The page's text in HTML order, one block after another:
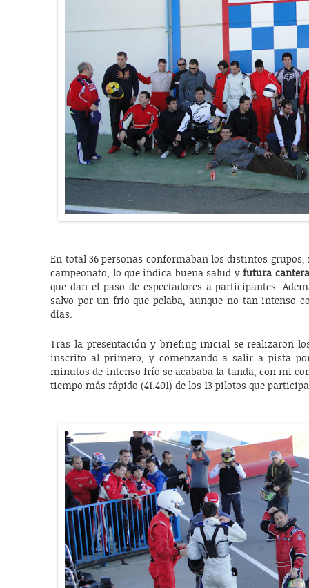
En total 36 personas conformaban los distintos
campeonato, lo que indica buena salud yfutura
que dan el paso de espectadores a participantes.
salvo por un frío que pelaba, aunque no tan intenso
días.
Tras la presentación y briefing inicial se realizaron
inscrito al primero, y comenzando a salir a pista
minutos de intenso frío se acababa la tanda, con mi
tiempo más rápido (41.401) de los 13 pilotos que